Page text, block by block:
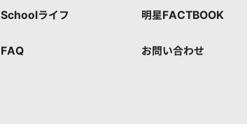
Schoolライフ 明星FACTBOOK
FAQ お問い合わせ